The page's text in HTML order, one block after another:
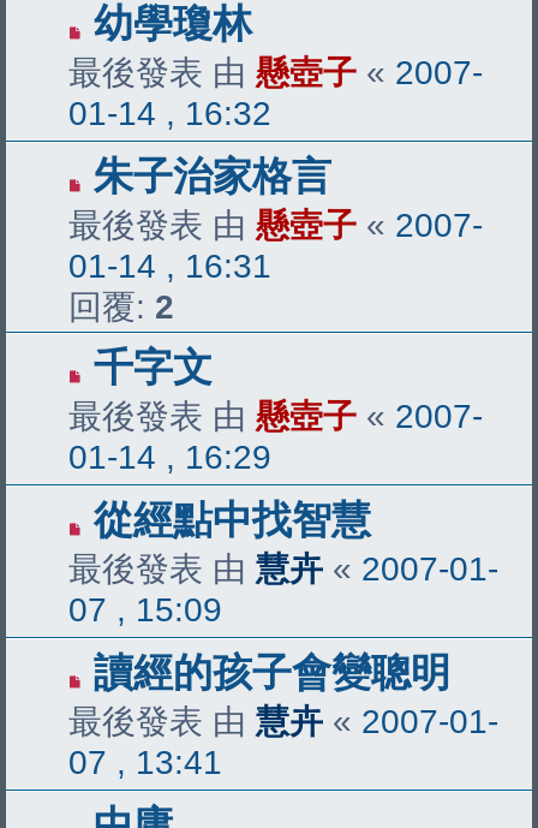
幼學瓊林
最後發表 由 懸壺子 « 2007-
01-14 , 16:32
朱子治家格言
最後發表 由 懸壺子 « 2007-
01-14 , 16:31
回覆: 2
千字文
最後發表 由 懸壺子 « 2007-
01-14 , 16:29
從經點中找智慧
最後發表 由 慧卉 « 2007-01-
07 , 15:09
讀經的孩子會變聰明
最後發表 由 慧卉 « 2007-01-
07 , 13:41